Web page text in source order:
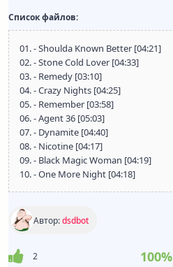
Список файлов:
01. - Shoulda Known Better [04:21]
02. - Stone Cold Lover [04:33]
03. - Remedy [03:10]
04. - Crazy Nights [04:25]
05. - Remember [03:58]
06. - Agent 36 [05:03]
07. - Dynamite [04:40]
08. - Nicotine [04:17]
09. - Black Magic Woman [04:19]
10. - One More Night [04:18]
Автор:dsdbot
2 100%